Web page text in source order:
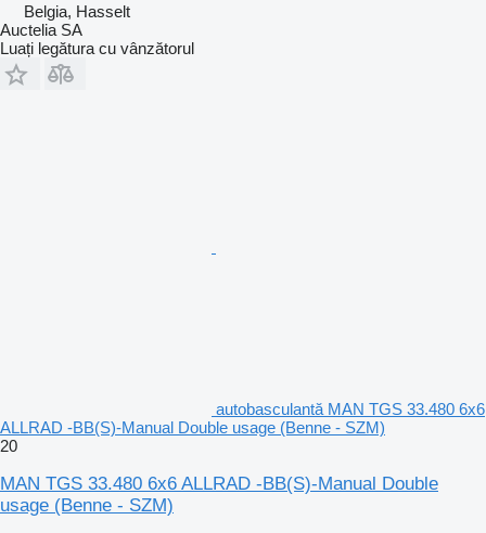
Belgia, Hasselt
Auctelia SA
Luați legătura cu vânzătorul
autobasculantă MAN TGS 33.480 6x6
ALLRAD -BB(S)-Manual Double usage (Benne - SZM)
20
MAN TGS 33.480 6x6 ALLRAD -BB(S)-Manual Double
usage (Benne - SZM)